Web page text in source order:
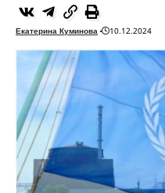
Екатерина Куминова 10.12.2024